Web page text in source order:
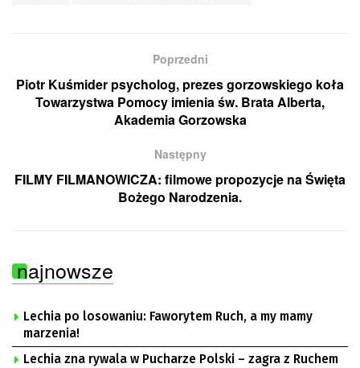
Poprzedni
Piotr Kuśmider psycholog, prezes gorzowskiego koła
Towarzystwa Pomocy imienia św. Brata Alberta,
Akademia Gorzowska
Następny
FILMY FILMANOWICZA: filmowe propozycje na Święta
Bożego Narodzenia.
najnowsze
Lechia po losowaniu: Faworytem Ruch, a my mamy
marzenia!
Lechia zna rywala w Pucharze Polski – zagra z Ruchem